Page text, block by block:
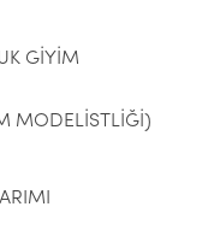
GİYİM
MODELİSTLİĞİ)